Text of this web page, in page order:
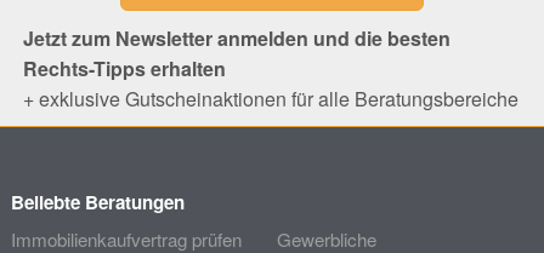
Jetzt zum Newsletter anmelden und die besten
Rechts-Tipps erhalten
+ exklusive Gutscheinaktionen für alle Beratungsbereiche
Beliebte Beratungen
Immobilienkaufvertrag prüfen
Gewerbliche